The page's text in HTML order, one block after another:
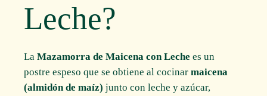
Leche?
LaMazamorra de Maicena con Leche es un
postre espeso que se obtiene al cocinarmaicena
(almidón de maíz) junto con leche y azúcar,